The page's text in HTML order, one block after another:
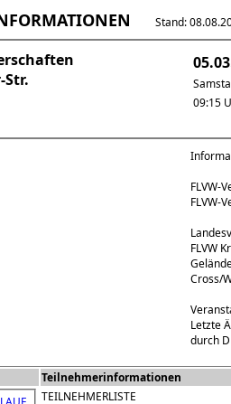
Stand:
09:15
FLVW-
FLVW-
FLVW
Cross/
Letzte
durch
Teilnehmerinformationen
TEILNEHMERLISTE